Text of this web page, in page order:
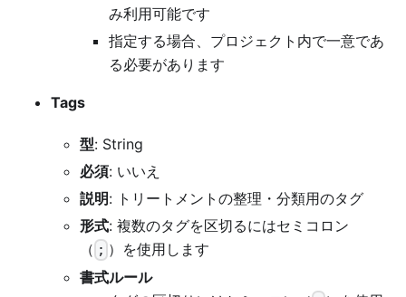
み利用可能です
指定する場合、プロジェクト内で一意であ
る必要があります
Tags
型: String
必須: いいえ
説明: トリートメントの整理・分類用のタグ
形式: 複数のタグを区切るにはセミコロン
（ ; ）を使用します
書式ルール